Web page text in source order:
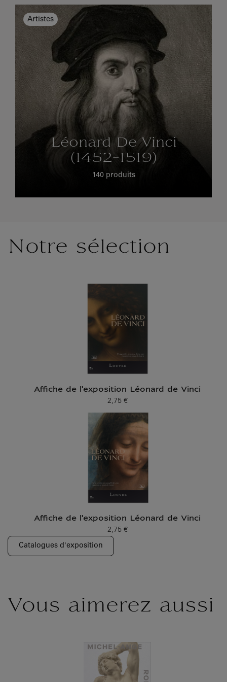
Notre sélection
Affiche de l'exposition Léonard de Vinci
Prix ​​actuel
2,75 €
Affiche de l'exposition Léonard de Vinci
Prix ​​actuel
2,75 €
Catalogues d'exposition
Vous aimerez aussi
Artistes
Léonard De Vinci
(1452-1519)
140 produits